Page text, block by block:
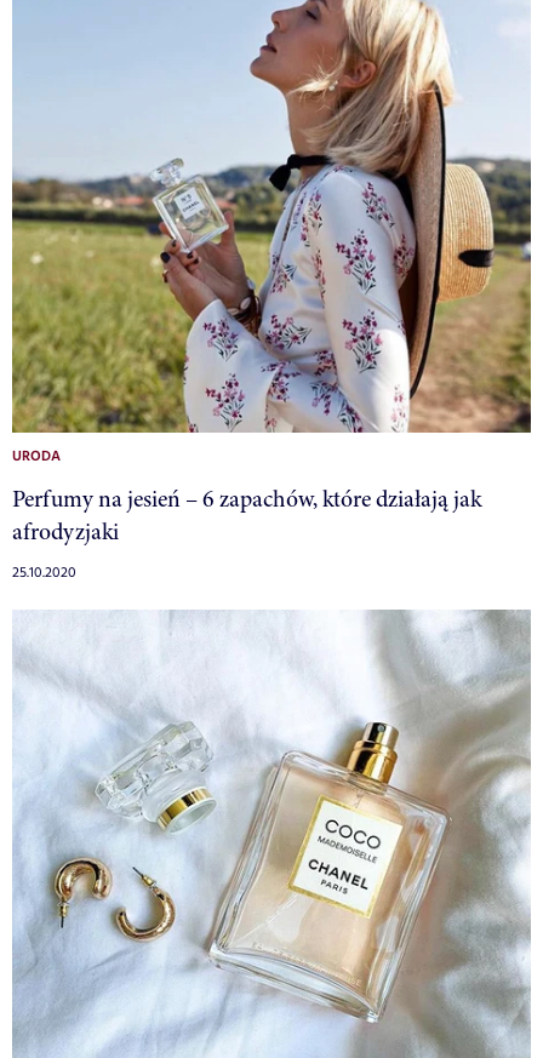
URODA
Perfumy na jesień – 6 zapachów, które działają jak
afrodyzjaki
25.10.2020